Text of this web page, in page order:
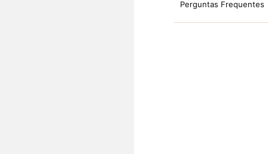
Perguntas Frequentes